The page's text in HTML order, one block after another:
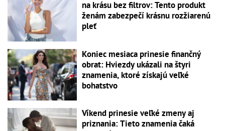
na krásu bez filtrov: Tento produkt
ženám zabezpečí krásnu rozžiarenú
pleť
Koniec mesiaca prinesie finančný
obrat: Hviezdy ukázali na štyri
znamenia, ktoré získajú veľké
bohatstvo
Víkend prinesie veľké zmeny aj
priznania: Tieto znamenia čaká